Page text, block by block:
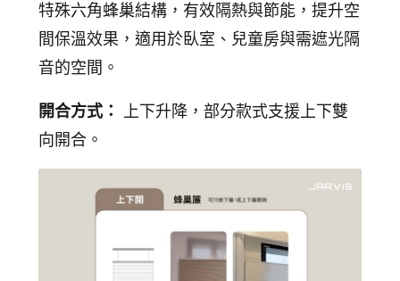
特殊六角蜂巢結構，有效隔熱與節能，提升空
間保溫效果，適用於臥室、兒童房與需遮光隔
音的空間。
開合方式：
上下升降，部分款式支援上下雙
向開合。